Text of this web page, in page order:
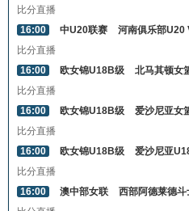
比分直播
16:00
中U20联赛
河南俱乐部U20
比分直播
16:00
欧女锦U18B级
北马其顿女
比分直播
16:00
欧女锦U18B级
爱沙尼亚女
比分直播
16:00
欧女锦U18B级
爱沙尼亚
比分直播
16:00
澳中部女联
西部阿德莱德